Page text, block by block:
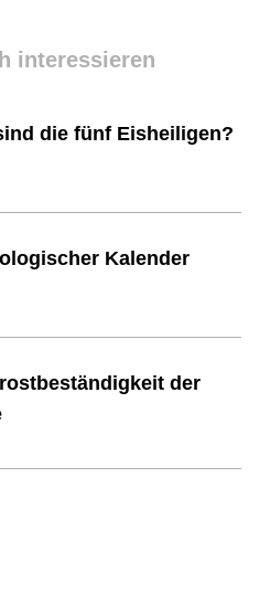
interessieren
die fünf Eisheiligen?
Kalender
der